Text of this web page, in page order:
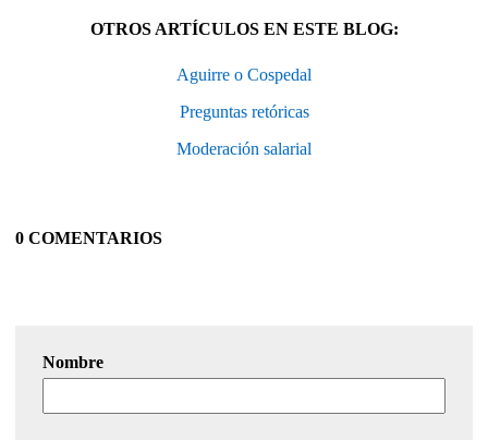
OTROS ARTÍCULOS EN ESTE BLOG:
Aguirre o Cospedal
Preguntas retóricas
Moderación salarial
0 COMENTARIOS
Nombre